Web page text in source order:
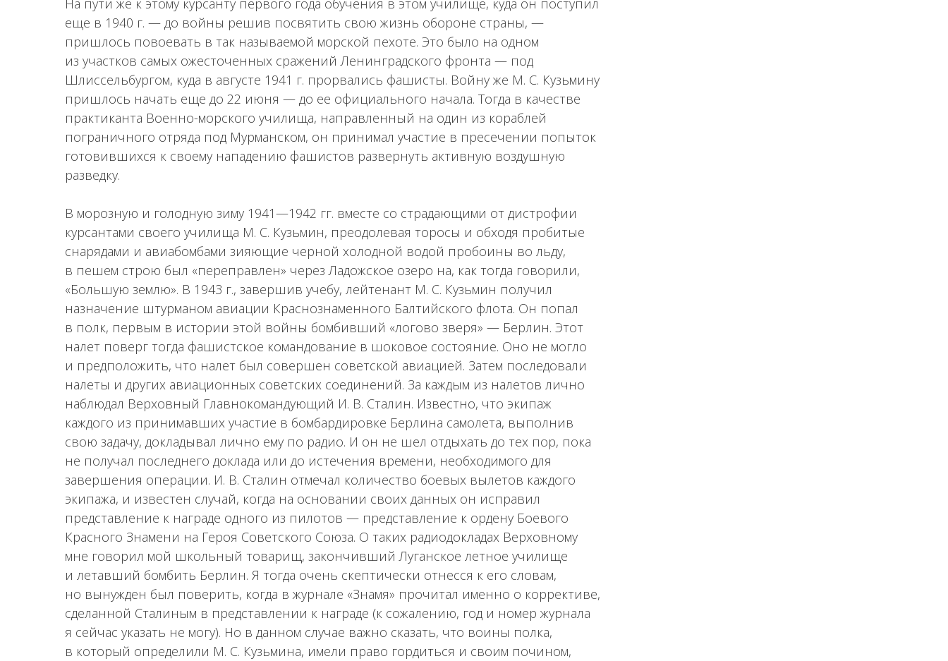
На пути же к этому курсанту первого года обучения в этом училище, куда он поступил
еще в 1940 г. — до войны решив посвятить свою жизнь обороне страны, —
пришлось повоевать в так называемой морской пехоте. Это было на одном
из участков самых ожесточенных сражений Ленинградского фронта — под
Шлиссельбургом, куда в августе 1941 г. прорвались фашисты. Войну же М. С. Кузьмину
пришлось начать еще до 22 июня — до ее официального начала. Тогда в качестве
практиканта Военно-морского училища, направленный на один из кораблей
пограничного отряда под Мурманском, он принимал участие в пресечении попыток
готовившихся к своему нападению фашистов развернуть активную воздушную
разведку.
В морозную и голодную зиму 1941—1942 гг. вместе со страдающими от дистрофии
курсантами своего училища М. С. Кузьмин, преодолевая торосы и обходя пробитые
снарядами и авиабомбами зияющие черной холодной водой пробоины во льду,
в пешем строю был «переправлен» через Ладожское озеро на, как тогда говорили,
«Большую землю». В 1943 г., завершив учебу, лейтенант М. С. Кузьмин получил
назначение штурманом авиации Краснознаменного Балтийского флота. Он попал
в полк, первым в истории этой войны бомбивший «логово зверя» — Берлин. Этот
налет поверг тогда фашистское командование в шоковое состояние. Оно не могло
и предположить, что налет был совершен советской авиацией. Затем последовали
налеты и других авиационных советских соединений. За каждым из налетов лично
наблюдал Верховный Главнокомандующий И. В. Сталин. Известно, что экипаж
каждого из принимавших участие в бомбардировке Берлина самолета, выполнив
свою задачу, докладывал лично ему по радио. И он не шел отдыхать до тех пор, пока
не получал последнего доклада или до истечения времени, необходимого для
завершения операции. И. В. Сталин отмечал количество боевых вылетов каждого
экипажа, и известен случай, когда на основании своих данных он исправил
представление к награде одного из пилотов — представление к ордену Боевого
Красного Знамени на Героя Советского Союза. О таких радиодокладах Верховному
мне говорил мой школьный товарищ, закончивший Луганское летное училище
и летавший бомбить Берлин. Я тогда очень скептически отнесся к его словам,
но вынужден был поверить, когда в журнале «Знамя» прочитал именно о коррективе,
сделанной Сталиным в представлении к награде (к сожалению, год и номер журнала
я сейчас указать не могу). Но в данном случае важно сказать, что воины полка,
в который определили М. С. Кузьмина, имели право гордиться и своим почином,